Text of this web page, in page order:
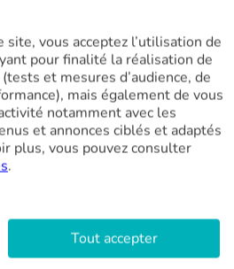
TUAUDEN à
dans le passé. Son
sa
sont remarquables
des conditions de
pas,
immobilier !
vous acceptez l’utilisation de
pour finalité la réalisation de
et mesures d’audience, de
mais également de vous
notamment avec les
et annonces ciblés et adaptés
plus, vous pouvez consulter
.
Tout accepter